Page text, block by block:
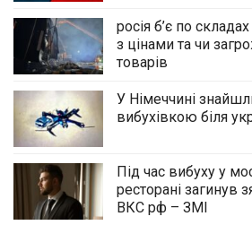
росія б’є по
з цінами та чи
товарів
У Німеччині
вибухівкою біля
Під час вибуху у
ресторані загинув
ВКС рф – ЗМІ